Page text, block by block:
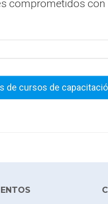
comprometidos con
de cursos de